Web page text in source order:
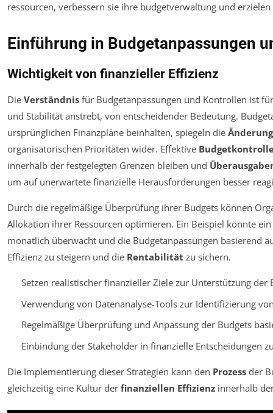
Einführung in Budgetanpassungen
Wichtigkeit von finanzieller Effizienz
Die Verständnis für Budgetanpassungen und Kontrollen ist
und Stabilität anstrebt, von entscheidender Bedeutung.
ursprünglichen Finanzpläne beinhalten, spiegeln die
organisatorischen Prioritäten wider. Effektive
innerhalb der festgelegten Grenzen bleiben und
um auf unerwartete finanzielle Herausforderungen besser
Durch die regelmäßige Überprüfung ihrer Budgets können
Allokation ihrer Ressourcen optimieren. Ein Beispiel könnte
monatlich überwacht und die Budgetanpassungen basierend
Effizienz zu steigern und die Rentabilität zu sichern.
Setzen realistischer finanzieller Ziele zur Unterstützung der
Verwendung von Datenanalyse-Tools zur Identifizierung
Regelmäßige Überprüfung und Anpassung der Budgets
Einbindung der Stakeholder in finanzielle Entscheidungen
Die Implementierung dieser Strategien kann den Prozess der
gleichzeitig eine Kultur der finanziellen Effizienz innerhalb